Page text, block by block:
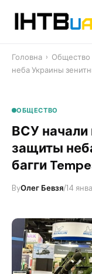
Головна › Общество
неба Украины
ОБЩЕСТВО
ВСУ начали
защиты
багги
ByОлег Бевзя/14